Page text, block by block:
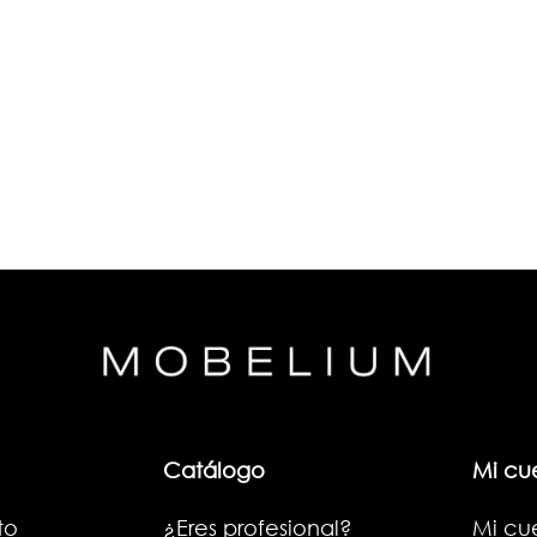
Catálogo
¿Eres profesional?
Mi
Mi